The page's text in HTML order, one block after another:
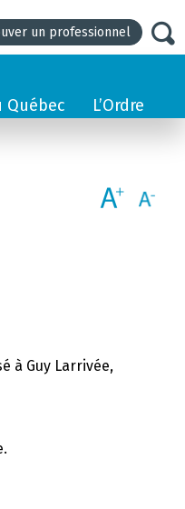
un professionnel
Québec L’Ordre
à Guy Larrivée,